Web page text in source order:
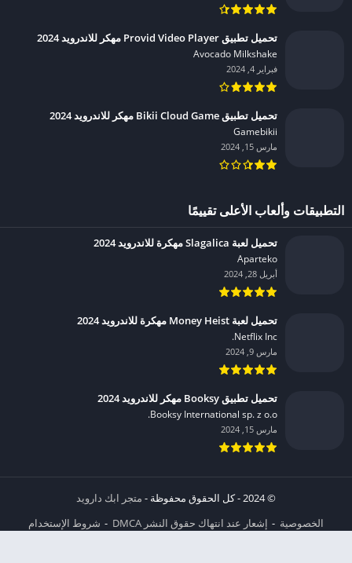
تحميل تطبيق Provid Video Player مهكر للاندرويد 2024
Avocado Milkshake‏
فبراير 4, 2024
تحميل تطبيق Bikii Cloud Game مهكر للاندرويد 2024
Gamebikii‏
مارس 15, 2024
التطبيقات وألعاب الأعلى تقييمًا
تحميل لعبة Slagalica مهكرة للاندرويد 2024
Aparteko‏
أبريل 28, 2024
تحميل لعبة Money Heist مهكرة للاندرويد 2024
Netflix Inc.‏
مارس 9, 2024
تحميل تطبيق Booksy مهكر للاندرويد 2024
Booksy International sp. z o.o.‏
مارس 15, 2024
© 2024 - كل الحقوق محفوظة -
متجر ابك دارويد
الخصوصية
إشعار عند انتهاك حقوق النشر DMCA
شروط الإستخدام